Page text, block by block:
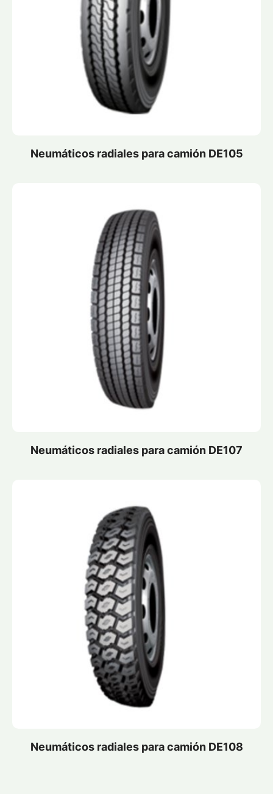
Neumáticos radiales para camión DE105
Neumáticos radiales para camión DE107
Neumáticos radiales para camión DE108